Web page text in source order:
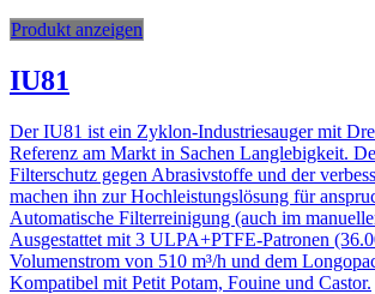
Produkt anzeigen
IU81
Der IU81 ist ein Zyklon-Industriesauger mit
Referenz am Markt in Sachen Langlebigkeit.
Filterschutz gegen Abrasivstoffe und der
machen ihn zur Hochleistungslösung für
Automatische Filterreinigung (auch im
Ausgestattet mit 3 ULPA+PTFE-Patronen
Volumenstrom von 510 m³/h und dem
Kompatibel mit Petit Potam, Fouine und Castor.